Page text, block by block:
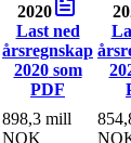
2020
Last ned
årsregnskap
2020som
PDF
898,3 mill
NOK